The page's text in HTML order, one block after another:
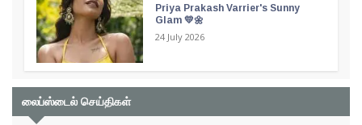
Priya Prakash Varrier's Sunny
Glam 💛🌼
24 July 2026
லைப்ஸ்டைல் செய்திகள்